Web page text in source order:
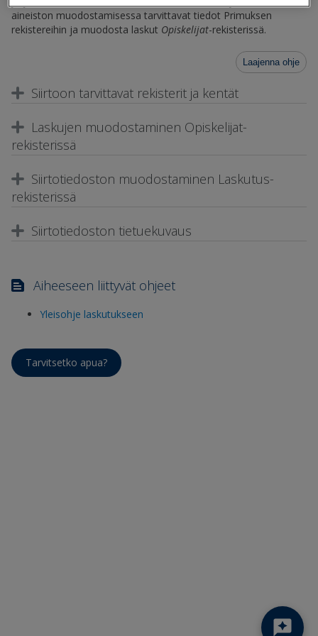
aineiston muodostamisessa tarvittavat tiedot Primuksen
rekistereihin ja muodosta laskut Opiskelijat-rekisterissä.
Laajenna ohje
Siirtoon tarvittavat rekisterit ja kentät
Laskujen muodostaminen Opiskelijat-
rekisterissä
Siirtotiedoston muodostaminen Laskutus-
rekisterissä
Siirtotiedoston tietuekuvaus
Aiheeseen liittyvät ohjeet
Yleisohje laskutukseen
Tarvitsetko apua?